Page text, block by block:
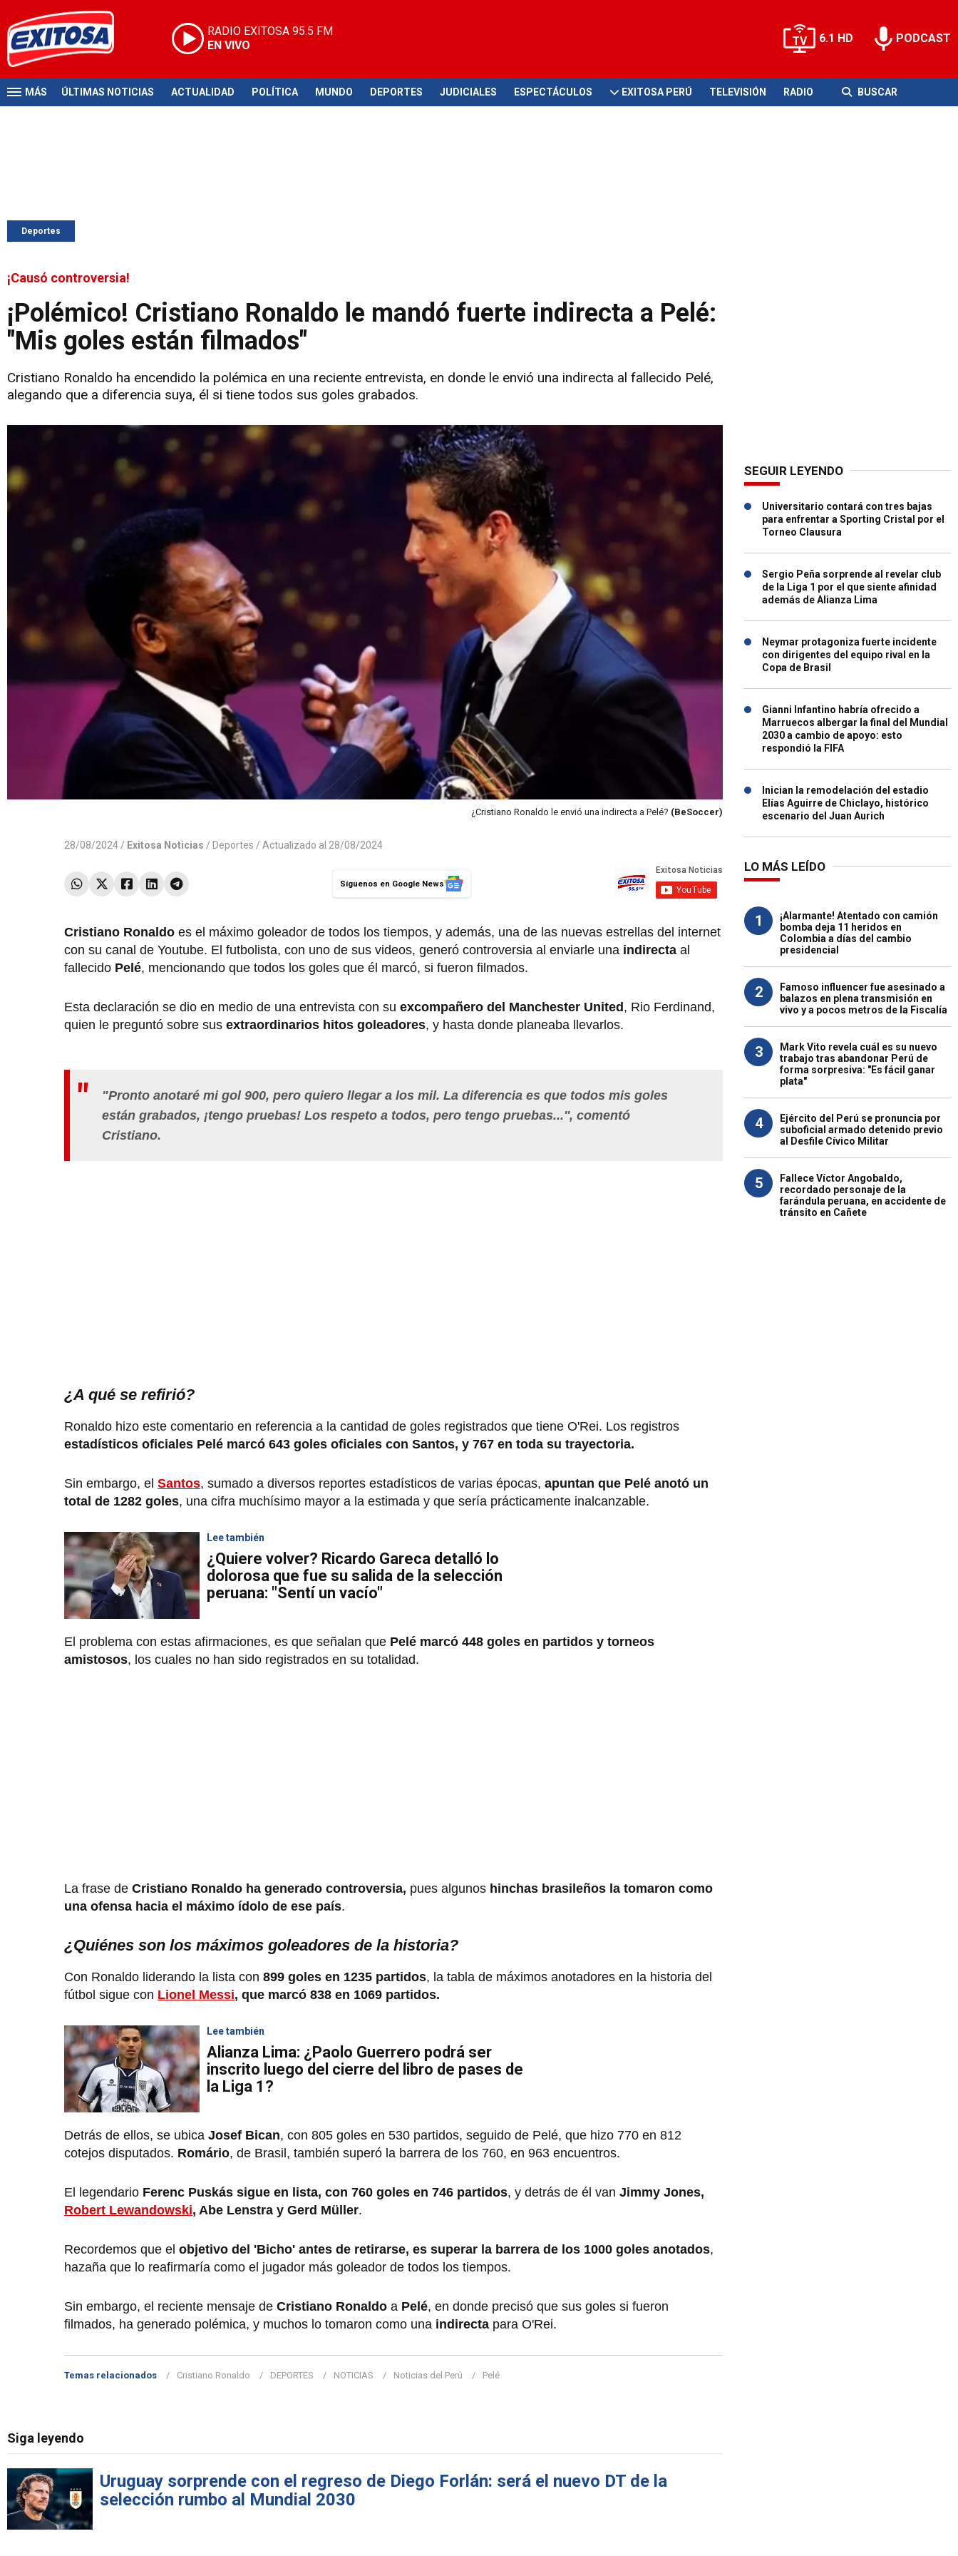
RADIO EXITOSA 95.5 FM
EN VIVO
6.1 HD PODCAST
MÁS ÚLTIMAS NOTICIAS ACTUALIDAD POLÍTICA MUNDO DEPORTES JUDICIALES ESPECTÁCULOS EXITOSA PERÚ TELEVISIÓN RADIO BUSCAR
Deportes
¡Causó controversia!
¡Polémico! Cristiano Ronaldo le mandó fuerte indirecta a Pelé:
"Mis goles están filmados"
Cristiano Ronaldo ha encendido la polémica en una reciente entrevista, en donde le envió una indirecta al fallecido Pelé,
alegando que a diferencia suya, él si tiene todos sus goles grabados.
¿Cristiano Ronaldo le envió una indirecta a Pelé? (BeSoccer)
28/08/2024 / Exitosa Noticias / Deportes / Actualizado al 28/08/2024
Síguenos en Google News
Cristiano Ronaldo es el máximo goleador de todos los tiempos, y además, una de las nuevas estrellas del internet
con su canal de Youtube. El futbolista, con uno de sus videos, generó controversia al enviarle una indirecta al
fallecido Pelé, mencionando que todos los goles que él marcó, si fueron filmados.
Esta declaración se dio en medio de una entrevista con su excompañero del Manchester United , Rio Ferdinand,
quien le preguntó sobre sus extraordinarios hitos goleadores, y hasta donde planeaba llevarlos.
"Pronto anotaré mi gol 900, pero quiero llegar a los mil. La diferencia es que todos mis goles
están grabados, ¡tengo pruebas! Los respeto a todos, pero tengo pruebas...'', comentó
Cristiano.
¿A qué se refirió?
Ronaldo hizo este comentario en referencia a la cantidad de goles registrados que tiene O'Rei. Los registros
estadísticos oficiales Pelé marcó 643 goles oficiales con Santos, y 767 en toda su trayectoria.
Sin embargo, el Santos, sumado a diversos reportes estadísticos de varias épocas, apuntan que Pelé anotó un
total de 1282 goles, una cifra muchísimo mayor a la estimada y que sería prácticamente inalcanzable.
Lee también
¿Quiere volver? Ricardo Gareca detalló lo
dolorosa que fue su salida de la selección
peruana: "Sentí un vacío"
El problema con estas afirmaciones, es que señalan que Pelé marcó 448 goles en partidos y torneos
amistosos, los cuales no han sido registrados en su totalidad.
La frase de Cristiano Ronaldo ha generado controversia, pues algunos hinchas brasileños la tomaron como
una ofensa hacia el máximo ídolo de ese país.
¿Quiénes son los máximos goleadores de la historia?
Con Ronaldo liderando la lista con 899 goles en 1235 partidos, la tabla de máximos anotadores en la historia del
fútbol sigue con Lionel Messi, que marcó 838 en 1069 partidos.
Lee también
Alianza Lima: ¿Paolo Guerrero podrá ser
inscrito luego del cierre del libro de pases de
la Liga 1?
Detrás de ellos, se ubica Josef Bican, con 805 goles en 530 partidos, seguido de Pelé, que hizo 770 en 812
cotejos disputados. Romário, de Brasil, también superó la barrera de los 760, en 963 encuentros.
El legendario Ferenc Puskás sigue en lista, con 760 goles en 746 partidos, y detrás de él van Jimmy Jones,
Robert Lewandowski, Abe Lenstra y Gerd Müller.
Recordemos que el objetivo del 'Bicho' antes de retirarse, es superar la barrera de los 1000 goles anotados,
hazaña que lo reafirmaría como el jugador más goleador de todos los tiempos.
Sin embargo, el reciente mensaje de Cristiano Ronaldo a Pelé, en donde precisó que sus goles si fueron
filmados, ha generado polémica, y muchos lo tomaron como una indirecta para O'Rei.
Temas relacionados Cristiano Ronaldo DEPORTES NOTICIAS Noticias del Perú Pelé
Siga leyendo
Uruguay sorprende con el regreso de Diego Forlán: será el nuevo DT de la
selección rumbo al Mundial 2030
SEGUIR LEYENDO
Universitario contará con tres bajas
para enfrentar a Sporting Cristal por el
Torneo Clausura
Sergio Peña sorprende al revelar club
de la Liga 1 por el que siente afinidad
además de Alianza Lima
Neymar protagoniza fuerte incidente
con dirigentes del equipo rival en la
Copa de Brasil
Gianni Infantino habría ofrecido a
Marruecos albergar la final del Mundial
2030 a cambio de apoyo: esto
respondió la FIFA
Inician la remodelación del estadio
Elías Aguirre de Chiclayo, histórico
escenario del Juan Aurich
LO MÁS LEÍDO
1
¡Alarmante! Atentado con camión
bomba deja 11 heridos en
Colombia a días del cambio
presidencial
2
Famoso influencer fue asesinado a
balazos en plena transmisión en
vivo y a pocos metros de la Fiscalía
3
Mark Vito revela cuál es su nuevo
trabajo tras abandonar Perú de
forma sorpresiva: "Es fácil ganar
plata"
4
Ejército del Perú se pronuncia por
suboficial armado detenido previo
al Desfile Cívico Militar
5
Fallece Víctor Angobaldo,
recordado personaje de la
farándula peruana, en accidente de
tránsito en Cañete